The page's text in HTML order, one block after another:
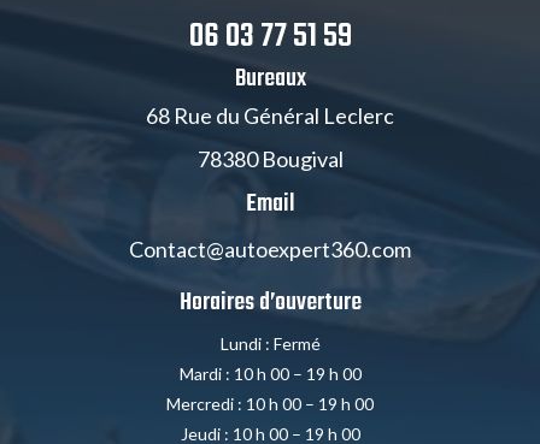
06 03 77 51 59
Bureaux
68 Rue du Général Leclerc
78380 Bougival
Email
Contact@autoexpert360.com
Horaires d’ouverture
Lundi : Fermé
Mardi : 10 h 00 – 19 h 00
Mercredi : 10 h 00 – 19 h 00
Jeudi : 10 h 00 – 19 h 00